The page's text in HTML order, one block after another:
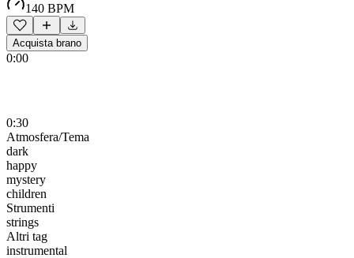
140 BPM
Acquista brano
0:00
0:30
Atmosfera/Tema
dark
happy
mystery
children
Strumenti
strings
Altri tag
instrumental